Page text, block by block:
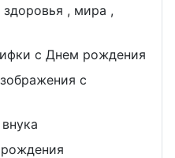
, мира ,
с Днем рождения
с